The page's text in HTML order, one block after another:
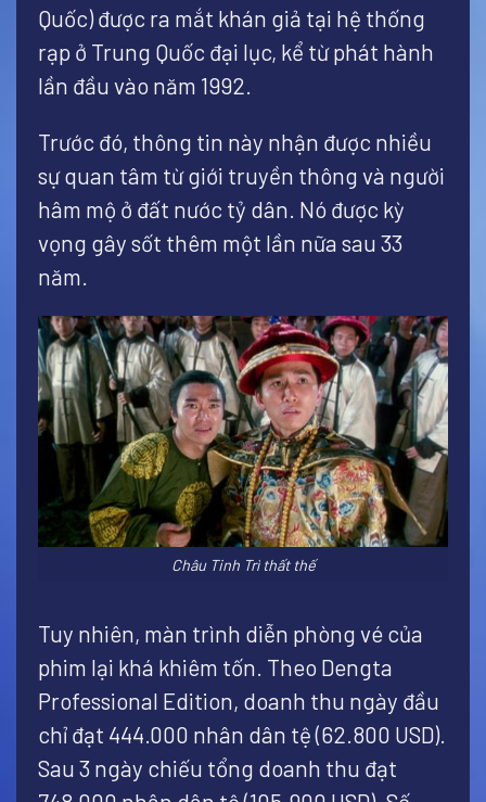
Quốc) được ra mắt khán giả tại hệ thống
rạp ở Trung Quốc đại lục, kể từ phát hành
lần đầu vào năm 1992.
Trước đó, thông tin này nhận được nhiều
sự quan tâm từ giới truyền thông và người
hâm mộ ở đất nước tỷ dân. Nó được kỳ
vọng gây sốt thêm một lần nữa sau 33
năm.
Châu Tinh Trì thất thế
Tuy nhiên, màn trình diễn phòng vé của
phim lại khá khiêm tốn. Theo Dengta
Professional Edition, doanh thu ngày đầu
chỉ đạt 444.000 nhân dân tệ (62.800 USD).
Sau 3 ngày chiếu tổng doanh thu đạt